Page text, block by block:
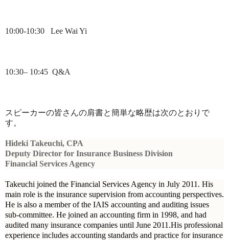
10:00-10:30 Lee Wai Yi
10:30– 10:45 Q&A
スピーカーの皆さんの肩書と簡単な略歴は次のとおりで
す。
Hideki Takeuchi, CPA
Deputy Director for Insurance Business Division
Financial Services Agency
Takeuchi joined the Financial Services Agency in July 2011. His
main role is the insurance supervision from accounting perspectives.
He is also a member of the IAIS accounting and auditing issues
sub-committee. He joined an accounting firm in 1998, and had
audited many insurance companies until June 2011.His professional
experience includes accounting standards and practice for insurance